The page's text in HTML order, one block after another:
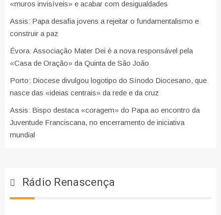
«muros invisíveis» e acabar com desigualdades
Assis: Papa desafia jovens a rejeitar o fundamentalismo e
construir a paz
Évora: Associação Mater Dei é a nova responsável pela
«Casa de Oração» da Quinta de São João
Porto: Diocese divulgou logotipo do Sínodo Diocesano, que
nasce das «ideias centrais» da rede e da cruz
Assis: Bispo destaca «coragem» do Papa ao encontro da
Juventude Franciscana, no encerramento de iniciativa
mundial
Rádio Renascença